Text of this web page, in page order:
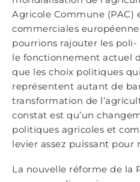
Agricole Commune (PAC)
commerciales
pourrions rajouter les
le fonctionnement actuel
que les choix politiques
représentent autant de
transformation de
constat est qu’un
politiques agricoles et
levier assez puissant pour
La nouvelle réforme de la